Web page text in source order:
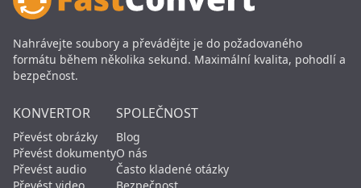
Nahrávejte soubory a převádějte je do požadovaného
formátu během několika sekund. Maximální kvalita, pohodlí a
bezpečnost.
KONVERTOR
Převést obrázky
Převést dokumenty
Převést audio
SPOLEČNOST
Blog
O nás
Často kladené otázky